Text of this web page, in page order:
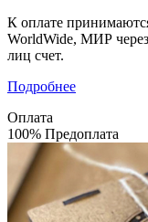
К оплате
WorldWide, МИР
лиц счет.
Подробнее
Оплата
100% Предоплата